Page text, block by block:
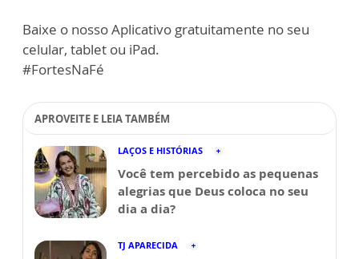
Baixe o nosso Aplicativo gratuitamente no seu
celular, tablet ou iPad.
#FortesNaFé
APROVEITE E LEIA TAMBÉM
LAÇOS E HISTÓRIAS
Você tem percebido as pequenas
alegrias que Deus coloca no seu
dia a dia?
TJ APARECIDA